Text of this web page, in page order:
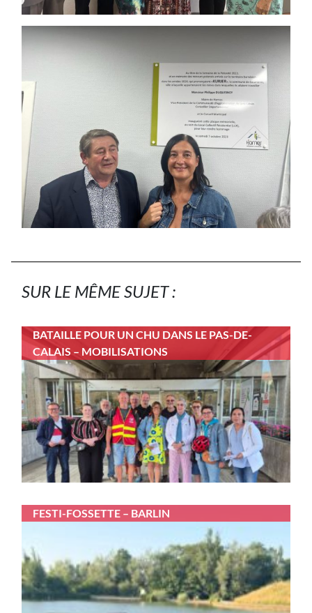
SUR LE MÊME SUJET :
BATAILLE POUR UN CHU DANS LE PAS-DE-
CALAIS – MOBILISATIONS
FESTI-FOSSETTE – BARLIN